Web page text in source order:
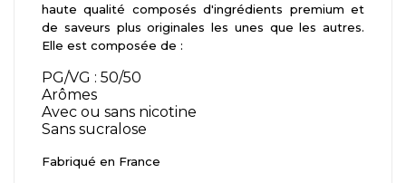
haute qualité composés d'ingrédients premium et
de saveurs plus originales les unes que les autres.
Elle est composée de :
PG/VG : 50/50
Arômes
Avec ou sans nicotine
Sans sucralose
Fabriqué en France